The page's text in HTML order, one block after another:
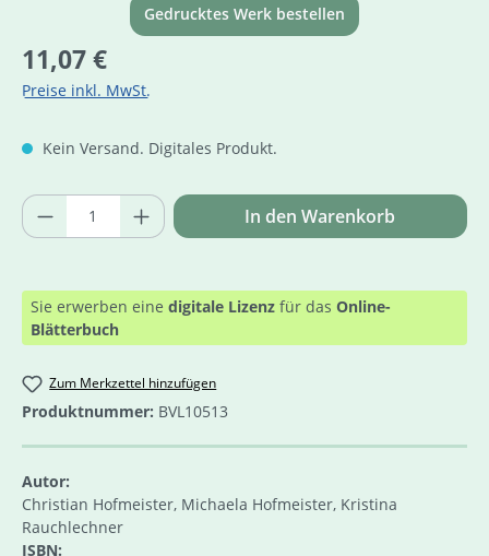
Gedrucktes Werk bestellen
Regulärer Preis:
11,07 €
Preise inkl. MwSt.
Kein Versand. Digitales Produkt.
Produkt Anzahl: Gib den gewünschten
In den Warenkorb
Sie erwerben eine digitale Lizenz für das Online-
Blätterbuch
Zum Merkzettel hinzufügen
Produktnummer: BVL10513
Autor:
Christian Hofmeister, Michaela Hofmeister, Kristina
Rauchlechner
ISBN: